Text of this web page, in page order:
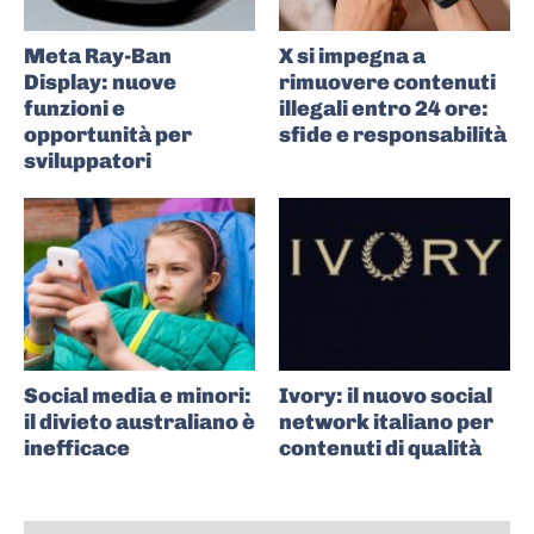
Meta Ray-Ban
Display: nuove
funzioni e
opportunità per
sviluppatori
X si impegna a
rimuovere contenuti
illegali entro 24 ore:
sfide e responsabilità
Social media e minori:
il divieto australiano è
inefficace
Ivory: il nuovo social
network italiano per
contenuti di qualità